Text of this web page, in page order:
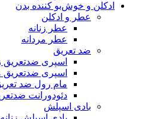
ادکلن و خوش‌بو کننده بدن
عطر و ادکلن
عطر زنانه
عطر مردانه
ضد تعریق
اسپری ضدتعریق
اسپری ضدتعریق
مام رول ضد
دئودورانت
بادی اسپلش